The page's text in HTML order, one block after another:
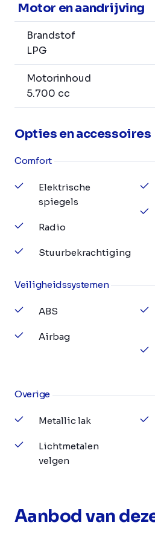
Motor en aandrijving
Brandstof
LPG
Motorinhoud
5.700 cc
Opties en accessoires
Comfort
Elektrische
spiegels
Radio
Stuurbekrachtiging
Veiligheidssystemen
ABS
Airbag
Overige
Metallic lak
Lichtmetalen
velgen
Aanbod van